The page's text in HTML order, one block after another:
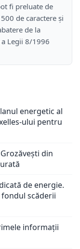
fi preluate de
de caractere și
de la
Legii 8/1996
energetic al
ului pentru
din
de energie.
scăderii
informații